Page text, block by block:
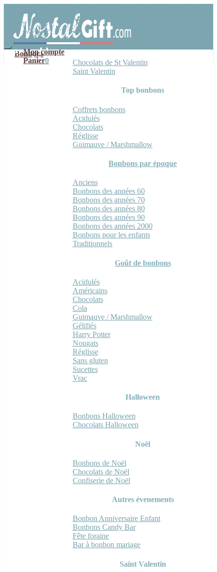
navigation
contenu
Mon compte
Panier0
Bonbons
Chocolats de St Valentin
Saint Valentin
Top bonbons
Coffrets bonbons
Acidulés
Chocolats
Réglisse
Guimauve / Marshmallow
Bonbons par époque
Anciens
Bonbons des années 60
Bonbons des années 70
Bonbons des années 80
Bonbons des années 90
Bonbons des années 2000
Bonbons pour les enfants
Traditionnels
Goût de bonbons
Acidulés
Américains
Chocolats
Cola
Guimauve / Marshmallow
Gélifiés
Harry Potter
Nougats
Réglisse
Sans gluten
Sucettes
Vrac
Halloween
Bonbons Halloween
Chocolats Halloween
Noël
Bonbons de Noël
Chocolats de Noël
Confiserie de Noël
Autres évenements
Bonbon Anniversaire Enfant
Bonbons Candy Bar
Fête foraine
Bar à bonbon mariage
Saint Valentin